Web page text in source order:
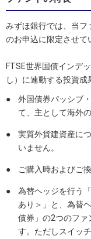
みずほ銀行では、当フ
のお申込に限定させて
FTSE世界国債インデ
し）に連動する投資成
●
外国債券パッシブ
て、主として海外
●
実質外貨建資産に
いません。
● ご購入時およびご
●
為替ヘッジを行う
あり＞」と、為替
債券」の2つのファ
す。ただしスイッ